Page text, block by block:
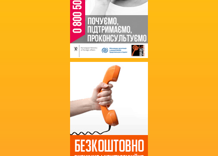
Державні закупівлі
Звернення громадян
Благодійна допомога
Додаткова інформація
Витяг з протоколу про випуск
учнів (вихованців)
НМТ 2025